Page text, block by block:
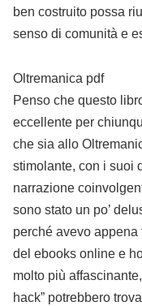
ben costruito possa
senso di comunità e
Oltremanica pdf
Penso che questo
eccellente per
che sia allo
stimolante, con i suoi
narrazione
sono stato un po’
perché avevo
del ebooks online e
molto più
hack” potrebbero